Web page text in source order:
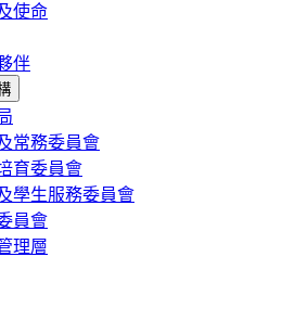
使命
伴
常務委員會
育委員會
學生服務委員會
員會
理層